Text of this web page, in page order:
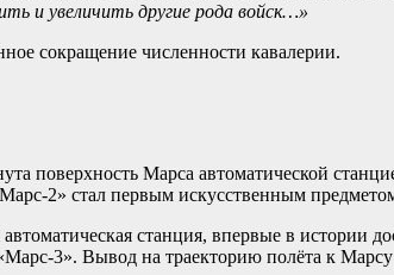
и увеличить другие рода войск…»
сокращение численности кавалерии.
поверхность Марса автоматической
2» стал первым искусственным
станция, впервые в истории
3». Вывод на траекторию полёта к